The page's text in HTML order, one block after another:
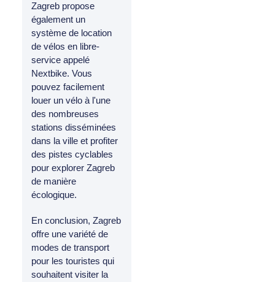
Zagreb propose
également un
système de location
de vélos en libre-
service appelé
Nextbike. Vous
pouvez facilement
louer un vélo à l'une
des nombreuses
stations disséminées
dans la ville et profiter
des pistes cyclables
pour explorer Zagreb
de manière
écologique.
En conclusion, Zagreb
offre une variété de
modes de transport
pour les touristes qui
souhaitent visiter la